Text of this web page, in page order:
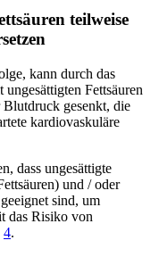
teilweise
kann durch das
Fettsäuren
Blutdruck gesenkt, die
kardiovaskuläre
dass ungesättigte
und / oder
sind, um
das Risiko von
4.